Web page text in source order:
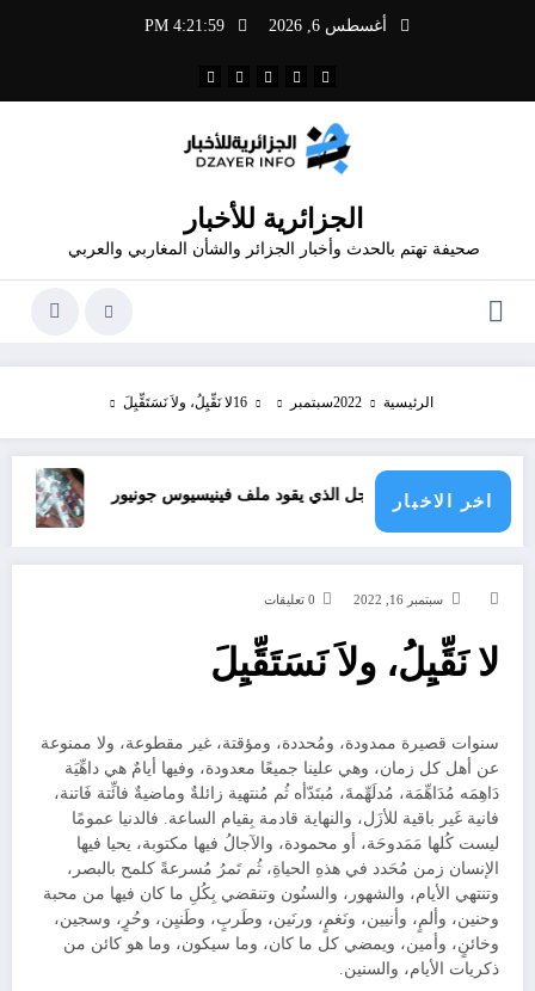
أغسطس 6, 2026 4:21:59 PM
الجزائرية للأخبار
صحيفة تهتم بالحدث وأخبار الجزائر والشأن المغاربي والعربي
الرئيسية 2022سبتمبر 16لا نَقِّيِلُ، ولاَ نَسَتَقِّيِلَ
اخر الاخبارالأطراف الرجل الذي يقود ملف فينيسيوس جونيور قانون المؤثرات العقلية في الجزائر
سبتمبر 16, 2022 0 تعليقات
لا نَقِّيِلُ، ولاَ نَسَتَقِّيِلَ
سنوات قصيرة ممدودة، ومُحددة، ومؤقتة، غير مقطوعة، ولا ممنوعة
عن أهل كل زمان، وهي علينا جميعًا معدودة، وفيها أيامٌ هي داهِّيَة
دَاهِمَه مُدَاهِّمَة، مُدلَهِّمةَ، مُبتَدّأه ثُم مُنتهية زائلةٌ وماضيةٌ فائِّتة فَاتنة،
فانية غَير باقية للأزَل، والنهاية قادمة بِقيام الساعة. فالدنيا عمومًا
ليست كُلها مَمَدوحَة، أو محمودة، والآجالُ فيها مكتوبة، يحيا فيها
الإنسان زمن مُحَدد في هذهِ الحياةِ، ثُم تَمرُ مُسرعةً كلمح بالبصر،
وتنتهي الأيام، والشهور، والسنُون وتنقضي بِكُلِ ما كان فيها من محبة
وحنين، وألمٍ، وأنيين، ونَغمٍ، ورنَين، وطَربٍ، وطَنيِن، وحُرٍ، وسجين،
وخائنٍ، وأمين، ويمضي كل ما كان، وما سيكون، وما هو كائن من
ذكريات الأيام، والسنين.